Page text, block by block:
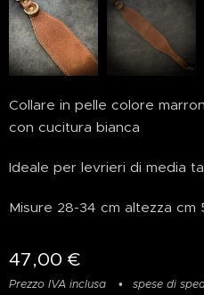
Collare in pelle colore
con cucitura bianca
Ideale per levrieri di media
Misure 28-34 cm altezza cm
47,00 €
Prezzo IVA inclusa spese di